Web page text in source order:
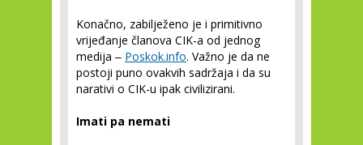
Konačno, zabilježeno je i primitivno
vrijeđanje članova CIK-a od jednog
medija ‒ Poskok.info. Važno je da ne
postoji puno ovakvih sadržaja i da su
narativi o CIK-u ipak civilizirani.
Imati pa nemati